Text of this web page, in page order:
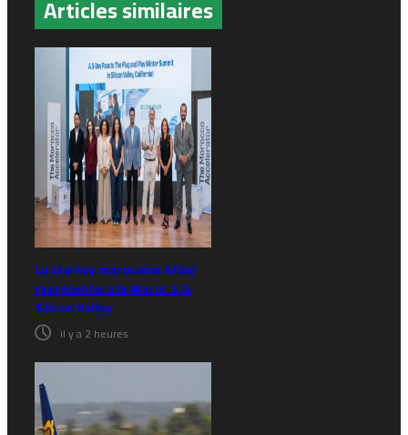
Articles similaires
La startup marocaine Afdal
représentera le Maroc à la
Silicon Valley
il y a 2 heures